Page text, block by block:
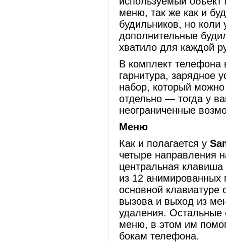
меню, так же как и
будильников, но коли
дополнительные
хватило для каждой
В комплект телефона
гарнитура, зарядное
набор, который
отдельно — тогда у
неограниченные
Меню
Как и полагается у
четыре направления
центральная клавиша
из 12 анимированных
основной
вызова и выход из
удаления.
меню, в этом им
бокам телефона.